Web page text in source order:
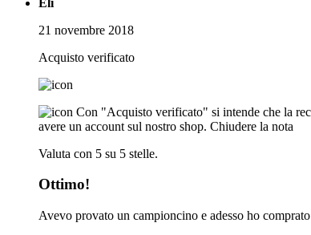
21 novembre 2018
Acquisto verificato
Con "Acquisto verificato" si intende che la
avere un account sul nostro shop. Chiudere la nota
Valuta con 5 su 5 stelle.
Ottimo!
Avevo provato un campioncino e adesso ho